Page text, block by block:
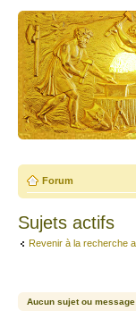
Forum
Sujets actifs
Revenir à la recherche
Aucun sujet ou